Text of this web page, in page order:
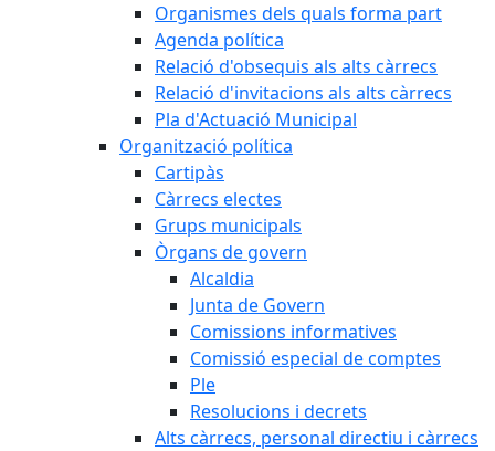
Organismes dels quals forma part
Agenda política
Relació d'obsequis als alts càrrecs
Relació d'invitacions als alts càrrecs
Pla d'Actuació Municipal
Organització política
Cartipàs
Càrrecs electes
Grups municipals
Òrgans de govern
Alcaldia
Junta de Govern
Comissions informatives
Comissió especial de comptes
Ple
Resolucions i decrets
Alts càrrecs, personal directiu i càrrecs